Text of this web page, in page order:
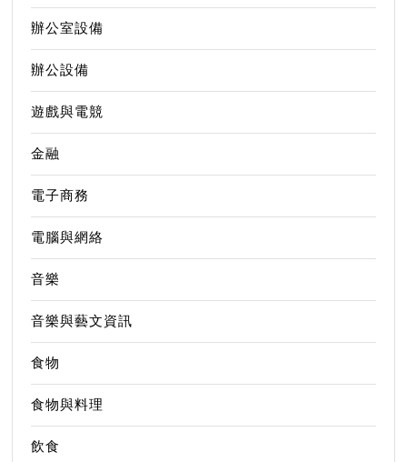
辦公室設備
辦公設備
遊戲與電競
金融
電子商務
電腦與網絡
音樂
音樂與藝文資訊
食物
食物與料理
飲食